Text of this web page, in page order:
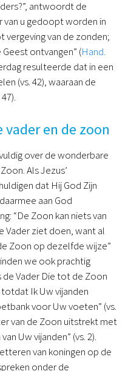
antwoordt de
van u gedoopt worden in
vergeving van de zonden;
ontvangen” (Hand.
resulteerde dat in een
(vs. 42), waaraan de
vader en de zoon
over de wonderbare
Als Jezus’
dat Hij God Zijn
aan God
“De Zoon kan niets van
Vader ziet doen, want al
Zoon op dezelfde wijze”
we ook prachtig
de Vader Die tot de Zoon
Ik Uw vijanden
voor Uw voeten” (vs.
van de Zoon uitstrekt met
Uw vijanden” (vs. 2).
van koningen op de
onder de